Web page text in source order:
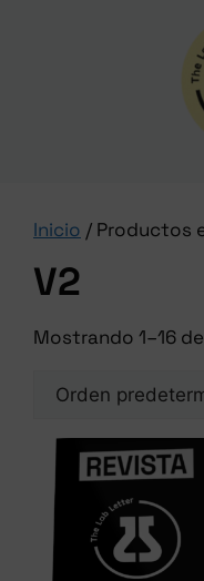
Inicio / Productos
V2
Mostrando 1–16